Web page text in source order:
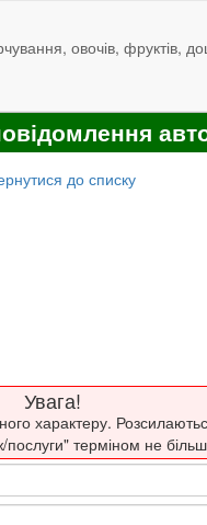
овочів, фруктів,
до списку
Увага!
характеру.
терміном не